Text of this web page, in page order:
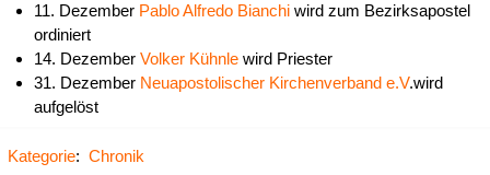
11. Dezember Pablo Alfredo Bianchi wird zum Bezirksapostel
ordiniert
14. DezemberVolker Kühnle wird Priester
31. Dezember Neuapostolischer Kirchenverband e.V.wird
aufgelöst
Kategorie: Chronik